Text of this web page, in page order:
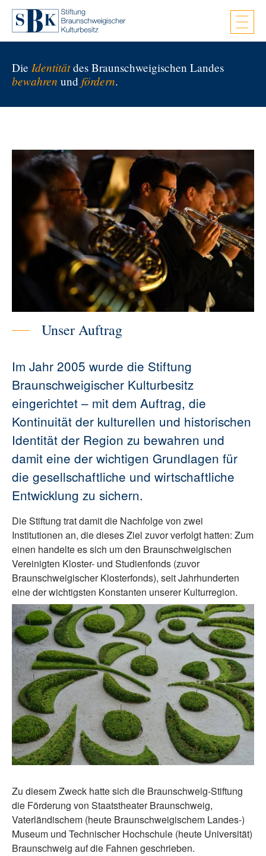
Zum Hauptinhalt springen
Die Identitätdes Braunschweigischen Landes
bewahren und fördern.
Unser Auftrag
Im Jahr 2005 wurde die Stiftung
Braunschweigischer Kulturbesitz
eingerichtet – mit dem Auftrag, die
Kontinuität der kulturellen und historischen
Identität der Region zu bewahren und
damit eine der wichtigen Grundlagen für
die gesellschaftliche und wirtschaftliche
Entwicklung zu sichern.
Die Stiftung trat damit die Nachfolge von zwei
Institutionen an, die dieses Ziel zuvor verfolgt hatten: Zum
einen handelte es sich um den Braunschweigischen
Vereinigten Kloster- und Studienfonds (zuvor
Braunschweigischer Klosterfonds), seit Jahrhunderten
eine der wichtigsten Konstanten unserer Kulturregion.
Zu diesem Zweck hatte sich die Braunschweig-Stiftung
die Förderung von Staatstheater Braunschweig,
Vaterländischem (heute Braunschweigischem Landes-)
Museum und Technischer Hochschule (heute Universität)
Braunschweig auf die Fahnen geschrieben.